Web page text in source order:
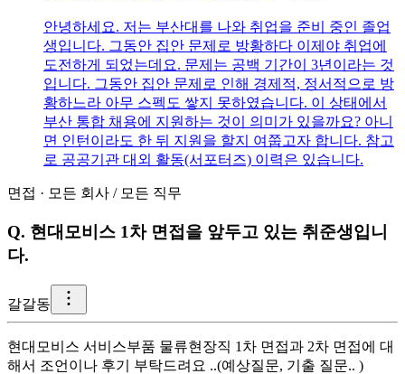
안녕하세요. 저는 부산대를 나와 취업을 준비 중인 졸업
생입니다. 그동안 집안 문제로 방황하다 이제야 취업에
도전하게 되었는데요. 문제는 공백 기간이 3년이라는 것
입니다. 그동안 집안 문제로 인해 경제적, 정서적으로 방
황하느라 아무 스펙도 쌓지 못하였습니다. 이 상태에서
부산 통합 채용에 지원하는 것이 의미가 있을까요? 아니
면 인턴이라도 한 뒤 지원을 할지 여쭙고자 합니다. 참고
로 공공기관 대외 활동(서포터즈) 이력은 있습니다.
면접 · 모든 회사 / 모든 직무
Q. 현대모비스 1차 면접을 앞두고 있는 취준생입니
다.
갈갈동
현대모비스 서비스부품 물류현장직 1차 면접과 2차 면접에 대
해서 조언이나 후기 부탁드려요 ..(예상질문, 기출 질문.. )